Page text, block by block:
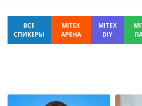
ВСЕ
СПИКЕРЫ
MITEX
АРЕНА
MITEX
DIY